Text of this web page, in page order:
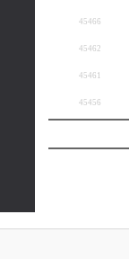
45466
45462
45461
45456